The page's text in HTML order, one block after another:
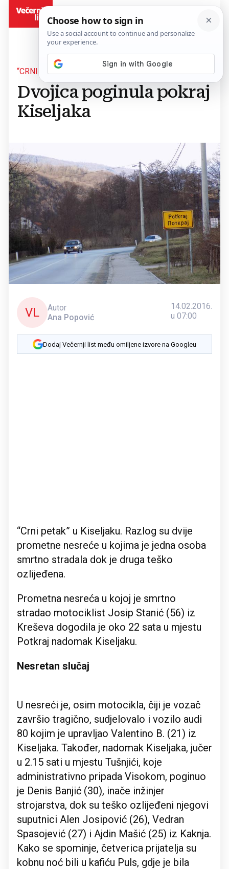
“CRNI PETAK”
Dvojica poginula pokraj
Kiseljaka
VL
Autor
Ana Popović
14.02.2016.
u 07:00
Dodaj Večernji list među omiljene izvore na Googleu
“Crni petak” u Kiseljaku. Razlog su dvije
prometne nesreće u kojima je jedna osoba
smrtno stradala dok je druga teško
ozlijeđena.
Prometna nesreća u kojoj je smrtno
stradao motociklist Josip Stanić (56) iz
Kreševa dogodila je oko 22 sata u mjestu
Potkraj nadomak Kiseljaku.
Nesretan slučaj
U nesreći je, osim motocikla, čiji je vozač
završio tragično, sudjelovalo i vozilo audi
80 kojim je upravljao Valentino B. (21) iz
Kiseljaka. Također, nadomak Kiseljaka, jučer
u 2.15 sati u mjestu Tušnjići, koje
administrativno pripada Visokom, poginuo
je Denis Banjić (30), inače inžinjer
strojarstva, dok su teško ozlijeđeni njegovi
suputnici Alen Josipović (26), Vedran
Spasojević (27) i Ajdin Mašić (25) iz Kaknja.
Kako se spominje, četverica prijatelja su
kobnu noć bili u kafiću Puls, gdje je bila